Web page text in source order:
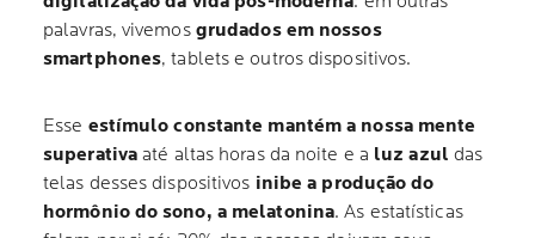
palavras, vivemos grudados em nossos
smartphones, tablets e outros dispositivos.
Esse estímulo constante mantém a nossa mente
superativa até altas horas da noite e a luz azul das
telas desses dispositivos inibe a produção do
hormônio do sono, a melatonina. As estatísticas